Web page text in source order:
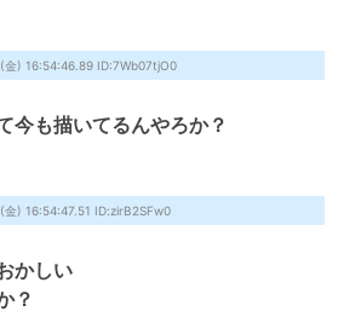
) 16:54:46.89 ID:7Wb07tjO0
今も描いてるんやろか？
) 16:54:47.51 ID:zirB2SFw0
かしい
？